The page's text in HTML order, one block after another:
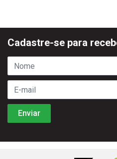
Cadastre-se para